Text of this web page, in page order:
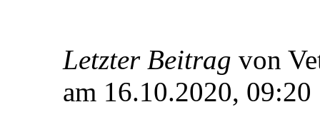
Letzter Beitrag von
am 16.10.2020, 09:20